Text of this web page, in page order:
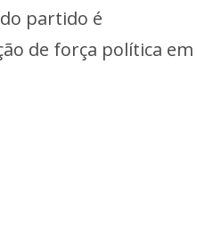
partido é
de força política em